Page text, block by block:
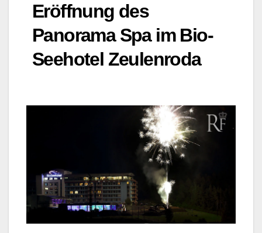
Eröffnung des
Panorama Spa im Bio-
Seehotel Zeulenroda